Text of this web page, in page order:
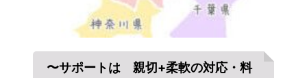
〜サポートは 親切+柔軟の対応・料